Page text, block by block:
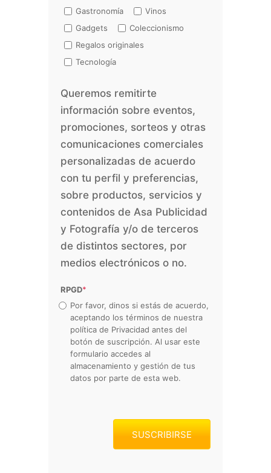
Gastronomía
Vinos
Gadgets
Coleccionismo
Regalos originales
Tecnología
Queremos remitirte
información sobre eventos,
promociones, sorteos y otras
comunicaciones comerciales
personalizadas de acuerdo
con tu perfil y preferencias,
sobre productos, servicios y
contenidos de Asa Publicidad
y Fotografía y/o de terceros
de distintos sectores, por
medios electrónicos o no.
RPGD*
Por favor, dinos si estás de acuerdo,
aceptando los términos de nuestra
política de Privacidad antes del
botón de suscripción. Al usar este
formulario accedes al
almacenamiento y gestión de tus
datos por parte de esta web.